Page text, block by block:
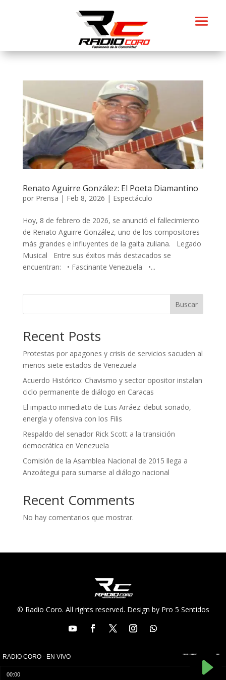
Renato Aguirre González: El Poeta Diamantino
por Prensa | Feb 8, 2026 | Espectáculo
Hoy, 8 de febrero de 2026, se anunció el fallecimiento
de Renato Aguirre González, uno de los compositores
más grandes e influyentes de la gaita zuliana. Legado
Musical Entre sus éxitos más destacados se
encuentran: • Fascinante Venezuela •...
Buscar
Recent Posts
Protestas por apagones y crisis de servicios sacuden al
menos siete estados de Venezuela
Acuerdo Histórico: Chavismo y sector opositor instalan
ciclo permanente de diálogo en Caracas
El impacto inmediato de Luis Arráez: debut soñado,
energía y ofensiva con los Filis
Respaldo del senador Rick Scott a la transición
democrática en Venezuela
Comisión de la Asamblea Nacional de 2015 llega a
Anzoátegui para sumarse al diálogo nacional
Recent Comments
No hay comentarios que mostrar.
© Radio Coro. All rights reserved. Design by Pro 5 Sentidos